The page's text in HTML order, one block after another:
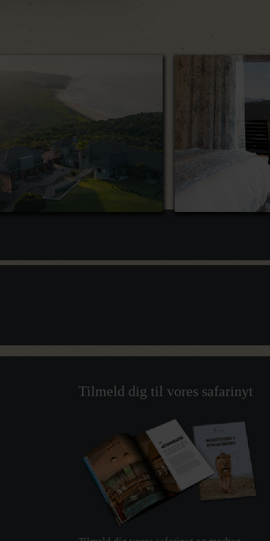
Tilmeld dig til vores safarinyt